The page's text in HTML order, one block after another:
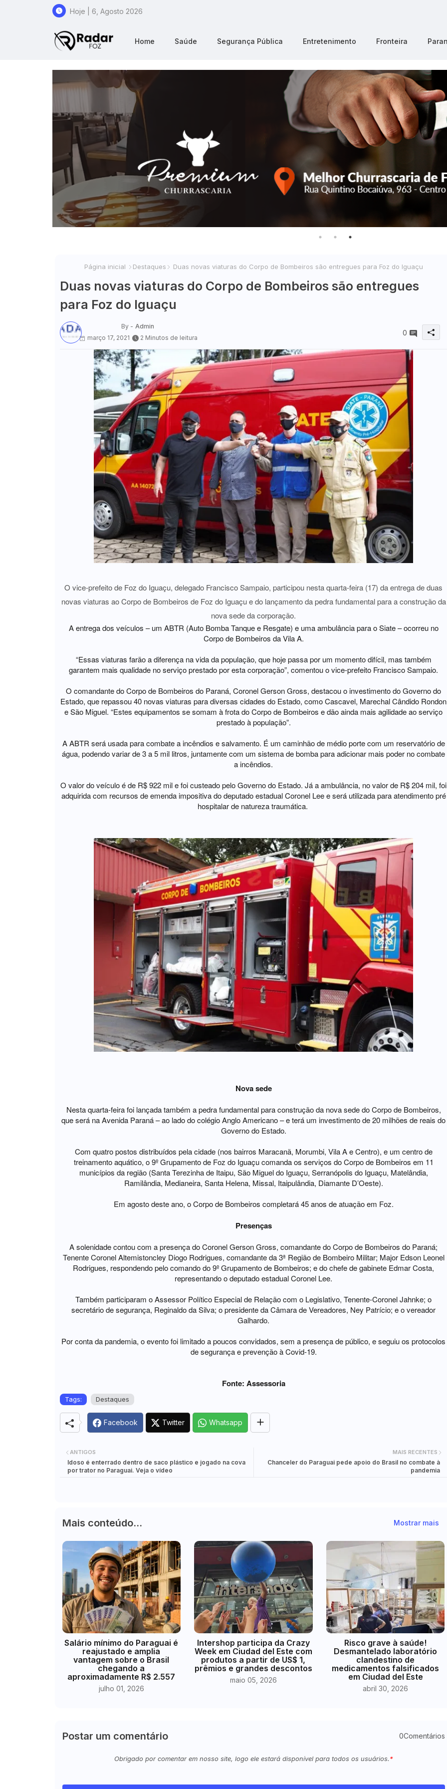
Hoje | 6, Agosto 2026
Home Saúde Segurança Pública Entretenimento Fronteira
Página inicial Destaques Duas novas viaturas do Corpo de Bombeiros são entregues para Foz do Iguaçu
Duas novas viaturas do Corpo de Bombeiros são entregues
para Foz do Iguaçu
By - Admin
março 17, 2021
2 Minutos de leitura
0
O vice-prefeito de Foz do Iguaçu, delegado Francisco Sampaio, participou nesta quarta-feira (17) da entrega de duas
novas viaturas ao Corpo de Bombeiros de Foz do Iguaçu e do lançamento da pedra fundamental para a construção da
nova sede da corporação.
A entrega dos veículos – um ABTR (Auto Bomba Tanque e Resgate) e uma ambulância para o Siate – ocorreu no
Corpo de Bombeiros da Vila A.
“Essas viaturas farão a diferença na vida da população, que hoje passa por um momento difícil, mas também
garantem mais qualidade no serviço prestado por esta corporação”, comentou o vice-prefeito Francisco Sampaio.
O comandante do Corpo de Bombeiros do Paraná, Coronel Gerson Gross, destacou o investimento do Governo do
Estado, que repassou 40 novas viaturas para diversas cidades do Estado, como Cascavel, Marechal Cândido Rondon
e São Miguel. “Estes equipamentos se somam à frota do Corpo de Bombeiros e dão ainda mais agilidade ao serviço
prestado à população”.
A ABTR será usada para combate a incêndios e salvamento. É um caminhão de médio porte com um reservatório de
água, podendo variar de 3 a 5 mil litros, juntamente com um sistema de bomba para adicionar mais poder no combate
a incêndios.
O valor do veículo é de R$ 922 mil e foi custeado pelo Governo do Estado. Já a ambulância, no valor de R$ 204 mil, foi
adquirida com recursos de emenda impositiva do deputado estadual Coronel Lee e será utilizada para atendimento pré
hospitalar de natureza traumática.
Nova sede
Nesta quarta-feira foi lançada também a pedra fundamental para construção da nova sede do Corpo de Bombeiros,
que será na Avenida Paraná – ao lado do colégio Anglo Americano – e terá um investimento de 20 milhões de reais do
Governo do Estado.
Com quatro postos distribuídos pela cidade (nos bairros Maracanã, Morumbi, Vila A e Centro), e um centro de
treinamento aquático, o 9º Grupamento de Foz do Iguaçu comanda os serviços do Corpo de Bombeiros em 11
municípios da região (Santa Terezinha de Itaipu, São Miguel do Iguaçu, Serranópolis do Iguaçu, Matelândia,
Ramilândia, Medianeira, Santa Helena, Missal, Itaipulândia, Diamante D’Oeste).
Em agosto deste ano, o Corpo de Bombeiros completará 45 anos de atuação em Foz.
Presenças
A solenidade contou com a presença do Coronel Gerson Gross, comandante do Corpo de Bombeiros do Paraná;
Tenente Coronel Altemistoncley Diogo Rodrigues, comandante da 3ª Região de Bombeiro Militar; Major Edson Leonel
Rodrigues, respondendo pelo comando do 9º Grupamento de Bombeiros; e do chefe de gabinete Edmar Costa,
representando o deputado estadual Coronel Lee.
Também participaram o Assessor Político Especial de Relação com o Legislativo, Tenente-Coronel Jahnke; o
secretário de segurança, Reginaldo da Silva; o presidente da Câmara de Vereadores, Ney Patrício; e o vereador
Galhardo.
Por conta da pandemia, o evento foi limitado a poucos convidados, sem a presença de público, e seguiu os protocolos
de segurança e prevenção à Covid-19.
Fonte: Assessoria
Tags: Destaques
Facebook Twitter Whatsapp
MAIS RECENTES
Chanceler do Paraguai pede apoio do Brasil no combate à
pandemia
ANTIGOS
Idoso é enterrado dentro de saco plástico e jogado na cova
por trator no Paraguai. Veja o vídeo
Mais conteúdo... Mostrar mais
​Salário mínimo do Paraguai é
reajustado e amplia
vantagem sobre o Brasil
chegando a
aproximadamente R$ 2.557
julho 01, 2026
Intershop participa da Crazy
Week em Ciudad del Este com
produtos a partir de US$ 1,
prêmios e grandes descontos
maio 05, 2026
Risco grave à saúde!
Desmantelado laboratório
clandestino de
medicamentos falsificados
em Ciudad del Este
abril 30, 2026
Postar um comentário 0Comentários
Obrigado por comentar em nosso site, logo ele estará disponível para todos os usuários.